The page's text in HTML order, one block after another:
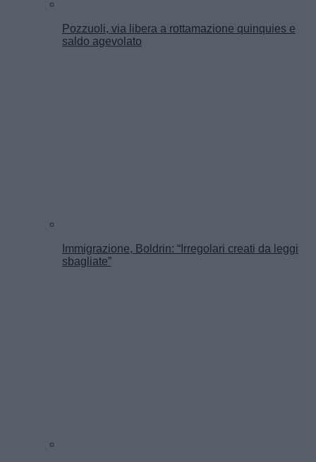
Pozzuoli, via libera a rottamazione quinquies e
saldo agevolato
Immigrazione, Boldrin: “Irregolari creati da leggi
sbagliate”